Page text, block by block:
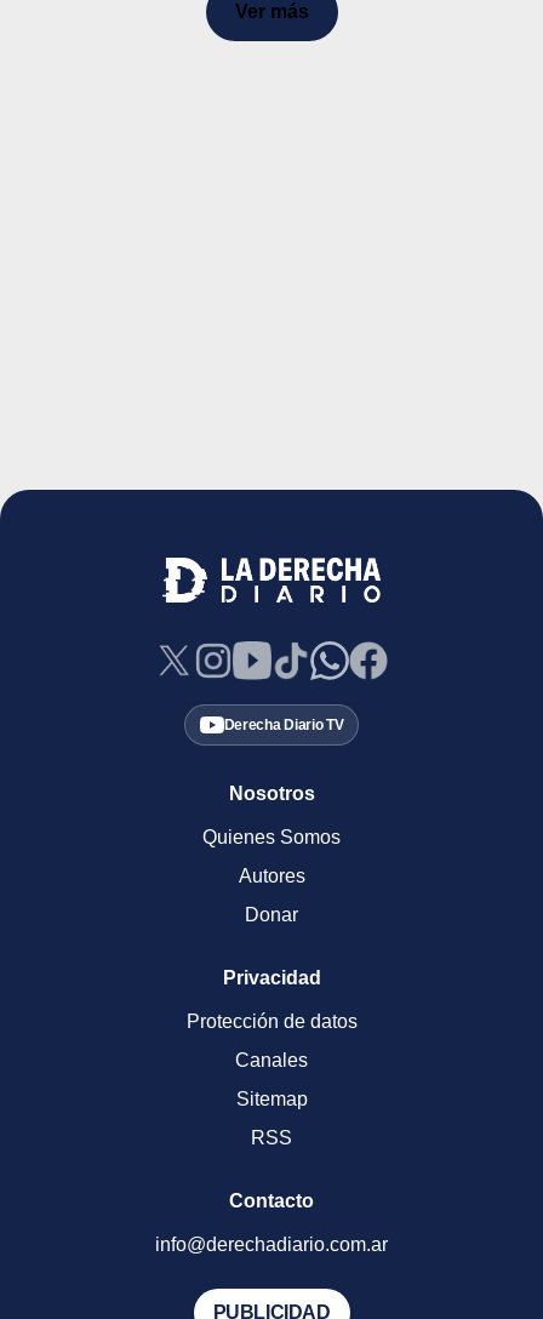
Ver más
Derecha Diario TV
Nosotros
Quienes Somos
Autores
Donar
Privacidad
Protección de datos
Canales
Sitemap
RSS
Contacto
info@derechadiario.com.ar
PUBLICIDAD